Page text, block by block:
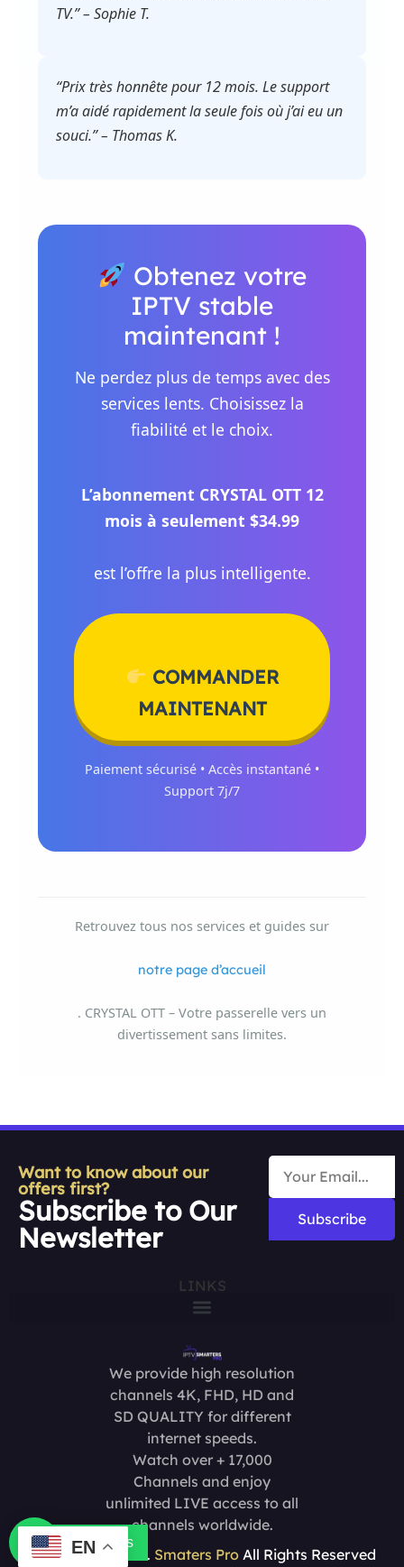
TV.” – Sophie T.
“Prix très honnête pour 12 mois. Le support
m’a aidé rapidement la seule fois où j’ai eu un
souci.” – Thomas K.
Obtenez votre
IPTV stable
maintenant !
Ne perdez plus de temps avec des
services lents. Choisissez la
fiabilité et le choix.
L’abonnement CRYSTAL OTT 12
mois à seulement $34.99
est l’offre la plus intelligente.
COMMANDER
MAINTENANT
Paiement sécurisé • Accès instantané •
Support 7j/7
Retrouvez tous nos services et guides sur
notre page d’accueil
. CRYSTAL OTT – Votre passerelle vers un
divertissement sans limites.
Want to know about our
offers first?
Subscribe to Our
Newsletter
Subscribe
LINKS
We provide high resolution
channels 4K, FHD, HD and
SD QUALITY for different
internet speeds.
Watch over + 17,000
Channels and enjoy
unlimited LIVE access to all
channels worldwide.
Copyright @2025. Smaters Pro All Rights Reserved
EN
Contact us